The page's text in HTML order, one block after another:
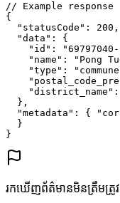
// Example response
{
"statusCode" : 200 ,
"data" : {
"id" :
"name" : "Pong
"type" :
"district_name" :
},
"metadata" : {
}
}
រកឃើញព័ត៌មានមិនត្រឹមត្រូ